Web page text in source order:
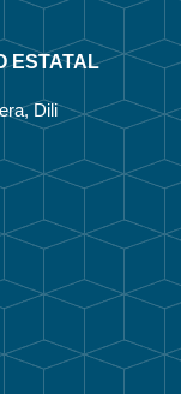
ESTATAL
Dili